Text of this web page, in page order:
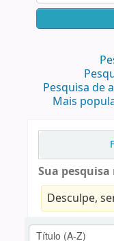
Pesquisa de
Mais
Sua
Desculpe,